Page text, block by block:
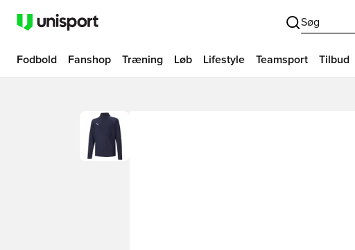
Søg
Fodbold Fanshop Træning Løb Lifestyle Teamsport Tilbud